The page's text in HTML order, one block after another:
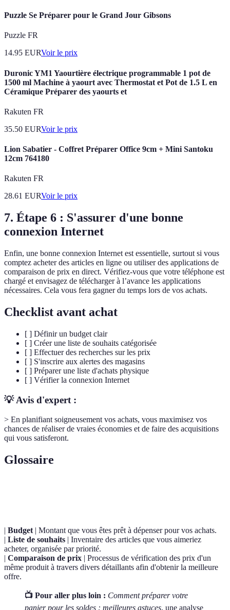
Puzzle Se Préparer pour le Grand Jour Gibsons
Puzzle FR
14.95 EURVoir le prix
Duronic YM1 Yaourtière électrique programmable 1 pot de
1500 ml Machine à yaourt avec Thermostat et Pot de 1.5 L en
Céramique Préparer des yaourts et
Rakuten FR
35.50 EURVoir le prix
Lion Sabatier - Coffret Préparer Office 9cm + Mini Santoku
12cm 764180
Rakuten FR
28.61 EURVoir le prix
7. Étape 6 : S'assurer d'une bonne
connexion Internet
Enfin, une bonne connexion Internet est essentielle, surtout si vous
comptez acheter des articles en ligne ou utiliser des applications de
comparaison de prix en direct. Vérifiez-vous que votre téléphone est
chargé et envisagez de télécharger à l’avance les applications
nécessaires. Cela vous fera gagner du temps lors de vos achats.
Checklist avant achat
[ ] Définir un budget clair
[ ] Créer une liste de souhaits catégorisée
[ ] Effectuer des recherches sur les prix
[ ] S'inscrire aux alertes des magasins
[ ] Préparer une liste d'achats physique
[ ] Vérifier la connexion Internet
💡 Avis d'expert :
> En planifiant soigneusement vos achats, vous maximisez vos
chances de réaliser de vraies économies et de faire des acquisitions
qui vous satisferont.
Glossaire
| Budget | Montant que vous êtes prêt à dépenser pour vos achats.
| Liste de souhaits | Inventaire des articles que vous aimeriez
acheter, organisée par priorité.
| Comparaison de prix | Processus de vérification des prix d'un
même produit à travers divers détaillants afin d'obtenir la meilleure
offre.
📺 Pour aller plus loin : Comment préparer votre
panier pour les soldes : meilleures astuces, une analyse